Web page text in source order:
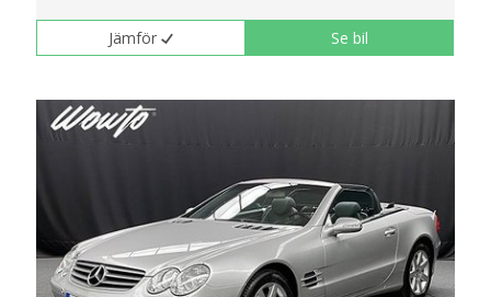
Jämför Se bil